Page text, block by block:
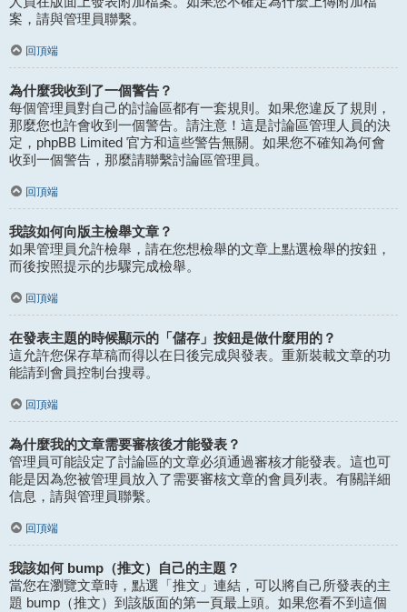
案，請與管理員聯繫。
回頂端
為什麼我收到了一個警告？
每個管理員對自己的討論區都有一套規則。如果您違反了規則，
那麼您也許會收到一個警告。請注意！這是討論區管理人員的決
定，phpBB Limited 官方和這些警告無關。如果您不確知為何會
收到一個警告，那麼請聯繫討論區管理員。
回頂端
我該如何向版主檢舉文章？
如果管理員允許檢舉，請在您想檢舉的文章上點選檢舉的按鈕，
而後按照提示的步驟完成檢舉。
回頂端
在發表主題的時候顯示的「儲存」按鈕是做什麼用的？
這允許您保存草稿而得以在日後完成與發表。重新裝載文章的功
能請到會員控制台搜尋。
回頂端
為什麼我的文章需要審核後才能發表？
管理員可能設定了討論區的文章必須通過審核才能發表。這也可
能是因為您被管理員放入了需要審核文章的會員列表。有關詳細
信息，請與管理員聯繫。
回頂端
我該如何 bump（推文）自己的主題？
當您在瀏覽文章時，點選「推文」連結，可以將自己所發表的主
題 bump（推文）到該版面的第一頁最上頭。如果您看不到這個